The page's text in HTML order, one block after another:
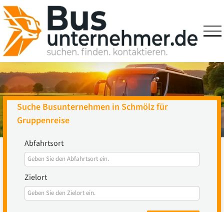
Skip
to
content
Suche Busunternehmen in Schmölz für
Gruppenreise
Abfahrtsort
Zielort